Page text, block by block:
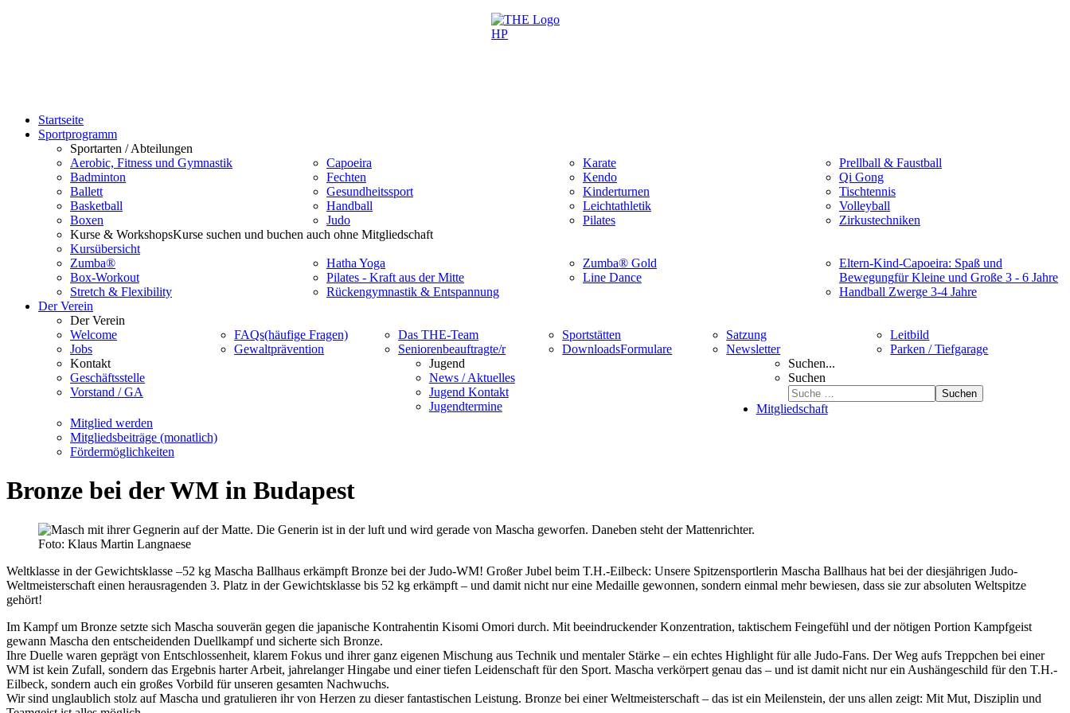
Startseite
Sportprogramm
Sportarten / Abteilungen
Aerobic, Fitness und Gymnastik
Badminton
Ballett
Basketball
Boxen
Capoeira
Fechten
Gesundheitssport
Handball
Judo
Karate
Kendo
Kinderturnen
Leichtathletik
Pilates
Prellball & Faustball
Qi Gong
Tischtennis
Volleyball
Zirkustechniken
Kurse & WorkshopsKurse suchen und buchen auch ohne Mitgliedschaft
Kursübersicht
Zumba®
Box-Workout
Stretch & Flexibility
Hatha Yoga
Pilates - Kraft aus der Mitte
Rückengymnastik & Entspannung
Zumba® Gold
Line Dance
Eltern-Kind-Capoeira: Spaß und
Bewegungfür Kleine und Große 3 - 6 Jahre
Handball Zwerge 3-4 Jahre
Der Verein
Der Verein
Welcome
FAQs(häufige Fragen) Das THE-Team Sportstätten Satzung
Leitbild
Jobs
Gewaltprävention Seniorenbeauftragte/r DownloadsFormulare Newsletter
Parken / Tiefgarage
Kontakt
Geschäftsstelle
Vorstand / GA
Jugend
News / Aktuelles
Jugend Kontakt
Jugendtermine
Suchen...
Suchen
Suchen
Mitgliedschaft
Mitglied werden
Mitgliedsbeiträge (monatlich)
Fördermöglichkeiten
Bronze bei der WM in Budapest
Foto: Klaus Martin Langnaese
Weltklasse in der Gewichtsklasse –52 kg Mascha Ballhaus erkämpft Bronze bei der Judo-WM! Großer Jubel beim T.H.-Eilbeck: Unsere Spitzensportlerin Mascha Ballhaus hat bei der diesjährigen Judo-
Weltmeisterschaft einen herausragenden 3. Platz in der Gewichtsklasse bis 52 kg erkämpft – und damit nicht nur eine Medaille gewonnen, sondern einmal mehr bewiesen, dass sie zur absoluten Weltspitze
gehört!
Im Kampf um Bronze setzte sich Mascha souverän gegen die japanische Kontrahentin Kisomi Omori durch. Mit beeindruckender Konzentration, taktischem Feingefühl und der nötigen Portion Kampfgeist
gewann Mascha den entscheidenden Duellkampf und sicherte sich Bronze.
Ihre Duelle waren geprägt von Entschlossenheit, klarem Fokus und ihrer ganz eigenen Mischung aus Technik und mentaler Stärke – ein echtes Highlight für alle Judo-Fans. Der Weg aufs Treppchen bei einer
WM ist kein Zufall, sondern das Ergebnis harter Arbeit, jahrelanger Hingabe und einer tiefen Leidenschaft für den Sport. Mascha verkörpert genau das – und ist damit nicht nur ein Aushängeschild für den T.H.-
Eilbeck, sondern auch ein großes Vorbild für unseren gesamten Nachwuchs.
Wir sind unglaublich stolz auf Mascha und gratulieren ihr von Herzen zu dieser fantastischen Leistung. Bronze bei einer Weltmeisterschaft – das ist ein Meilenstein, der uns allen zeigt: Mit Mut, Disziplin und